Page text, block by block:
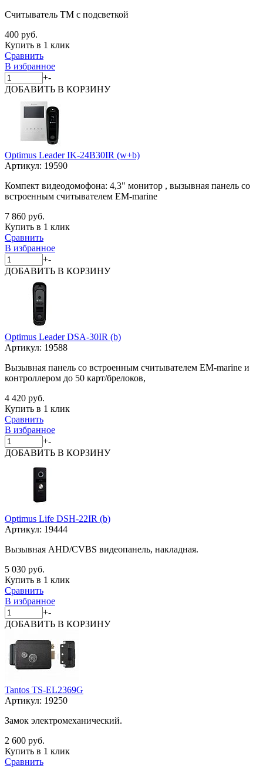
Считыватель ТМ с подсветкой
400 руб.
Купить в 1 клик
Сравнить
В избранное
+-
ДОБАВИТЬ В КОРЗИНУ
Optimus Leader IK-24B30IR (w+b)
Артикул: 19590
Компект видеодомофона: 4,3" монитор , вызывная панель со
встроенным считывателем EM-marine
7 860 руб.
Купить в 1 клик
Сравнить
В избранное
+-
ДОБАВИТЬ В КОРЗИНУ
Optimus Leader DSA-30IR (b)
Артикул: 19588
Вызывная панель со встроенным считывателем EM-marine и
контроллером до 50 карт/брелоков,
4 420 руб.
Купить в 1 клик
Сравнить
В избранное
+-
ДОБАВИТЬ В КОРЗИНУ
Optimus Life DSH-22IR (b)
Артикул: 19444
Вызывная AHD/CVBS видеопанель, накладная.
5 030 руб.
Купить в 1 клик
Сравнить
В избранное
+-
ДОБАВИТЬ В КОРЗИНУ
Tantos TS-EL2369G
Артикул: 19250
Замок электромеханический.
2 600 руб.
Купить в 1 клик
Сравнить